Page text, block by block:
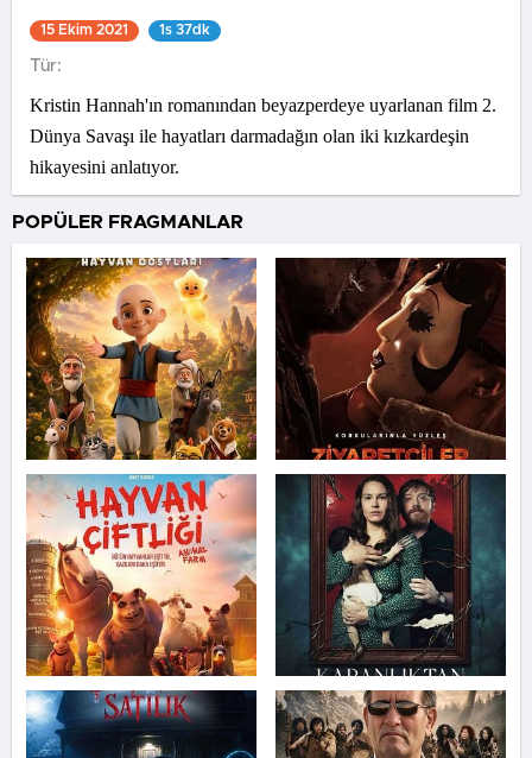
15 Ekim 2021 1s 37dk
Tür:
Kristin Hannah'ın romanından beyazperdeye uyarlanan film 2.
Dünya Savaşı ile hayatları darmadağın olan iki kızkardeşin
hikayesini anlatıyor.
POPÜLER FRAGMANLAR